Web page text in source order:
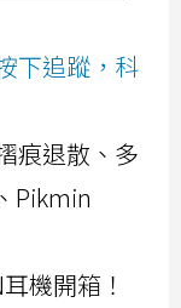
下追蹤，科
痕退散、多
Pikmin
機開箱！